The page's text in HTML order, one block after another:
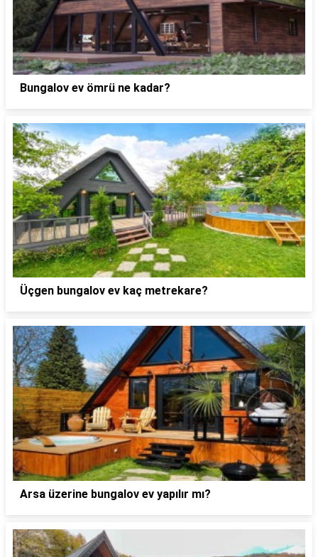
Bungalov ev ömrü ne kadar?
Üçgen bungalov ev kaç metrekare?
Arsa üzerine bungalov ev yapılır mı?